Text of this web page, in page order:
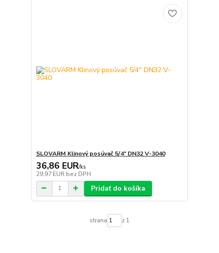
SLOVARM Klinový posúvač 5/4" DN32 V-3040
36,86 EUR/ks
29,97 EUR bez DPH
Pridať do košíka
strana z 1